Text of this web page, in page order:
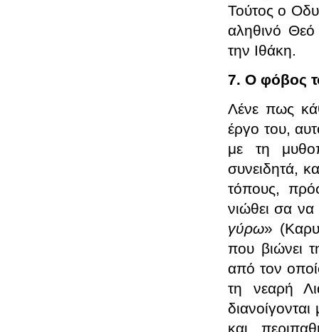
Τούτος ο
αληθινό
την Ιθάκη.
7. Ο φόβος
Λένε πως
έργο του,
με τη
συνειδητά,
τόπους,
νιώθει σα να
γύρω»
που βιώνει
από τον
τη νεαρή
και